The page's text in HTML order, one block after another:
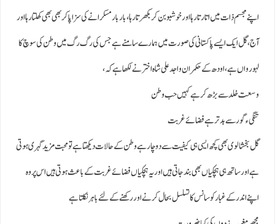
اپنے مجسم ذات میں اتارتا رہا اور خوشبو بن کر بکھرتا رہا، بار بار مسکرانے کی سزا پا کر بھی بھی کھلتا رہا اور
آج، گل ایک ایسے پاکستانی کی صورت میں ہمارے سامنے ہے جس کی رگ رگ میں وطن کی سوچ کا
لہو رواں ہے، اودھ کے حکمران واجد علی شاہ اخترنے لکھا ہے کہ،
وسعت خلد سے بڑھ کرہے کہیں حب وطن
تنگیء گور سے بدتر ہے فضائے غربت
گل بخشالوی بھی کچھ ایسی ہی کیفیت سے دوچار ہے وطن کے حالات دیکھتا ہے تو محبت مزید گہری ہوتی
ہے اور ساتھ ہی ہچکیاں بھی بند جاتی ہیں اور یہ ہچکیاں فضائے غربت کےباعث ہوتی ہیں اس پر وہ
اپنے اندر کے غبارکو سانس کا تسلسل بحال کرنے اور رکھنے کے لئے باہر نکلتا ہے